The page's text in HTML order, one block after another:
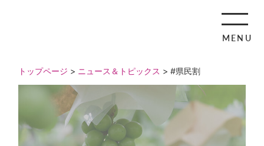
MENU
トップページ > ニュース＆トピックス > #県民割